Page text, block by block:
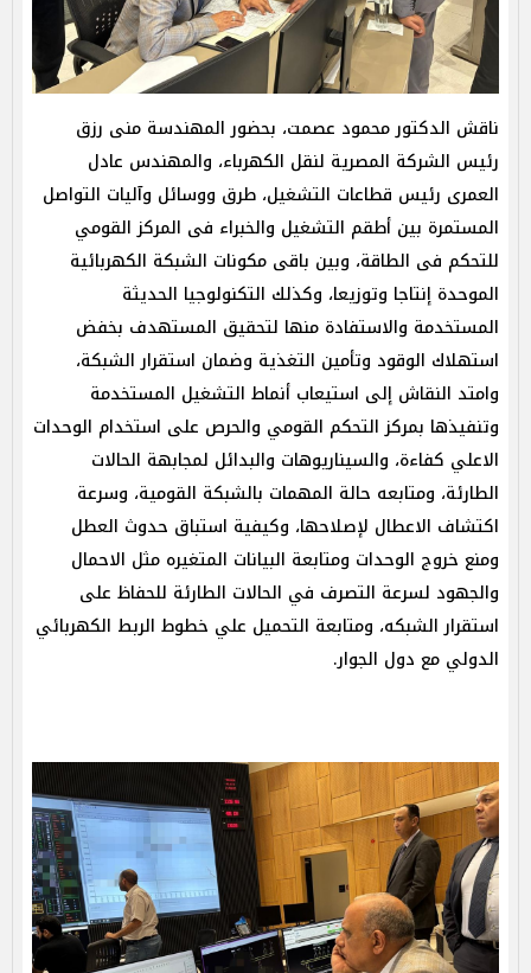
ناقش الدكتور محمود عصمت، بحضور المهندسة منى رزق
رئيس الشركة المصرية لنقل الكهرباء، والمهندس عادل
العمرى رئيس قطاعات التشغيل، طرق ووسائل وآليات التواصل
المستمرة بين أطقم التشغيل والخبراء فى المركز القومي
للتحكم فى الطاقة، وبين باقى مكونات الشبكة الكهربائية
الموحدة إنتاجا وتوزيعا، وكذلك التكنولوجيا الحديثة
المستخدمة والاستفادة منها لتحقيق المستهدف بخفض
استهلاك الوقود وتأمين التغذية وضمان استقرار الشبكة،
وامتد النقاش إلى استيعاب أنماط التشغيل المستخدمة
وتنفيذها بمركز التحكم القومي والحرص على استخدام الوحدات
الاعلي كفاءة، والسيناريوهات والبدائل لمجابهة الحالات
الطارئة، ومتابعه حالة المهمات بالشبكة القومية، وسرعة
اكتشاف الاعطال لإصلاحها، وكيفية استباق حدوث العطل
ومنع خروج الوحدات ومتابعة البيانات المتغيره مثل الاحمال
والجهود لسرعة التصرف في الحالات الطارئة للحفاظ على
استقرار الشبكه، ومتابعة التحميل علي خطوط الربط الكهربائي
الدولي مع دول الجوار.